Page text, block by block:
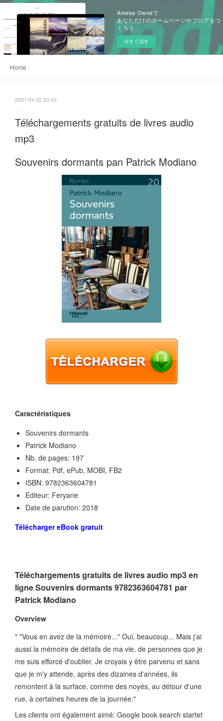
Ameba Owndで
あなただけのホームページやブログをつ
くろう
今すぐ試す
Home
2021.04.02 23:43
Téléchargements gratuits de livres audio
mp3
Souvenirs dormants pan Patrick Modiano
Caractéristiques
Souvenirs dormants
Patrick Modiano
Nb. de pages: 197
Format: Pdf, ePub, MOBI, FB2
ISBN: 9782363604781
Editeur: Feryane
Date de parution: 2018
Télécharger eBook gratuit
Téléchargements gratuits de livres audio mp3 en
ligne Souvenirs dormants 9782363604781 par
Patrick Modiano
Overview
" "Vous en avez de la mémoire..." Oui, beaucoup... Mais j'ai
aussi la mémoire de détails de ma vie, de personnes que je
me suis efforcé d'oublier. Je croyais y être parvenu et sans
que je m'y attende, après des dizaines d'années, ils
remontent à la surface, comme des noyés, au détour d'une
rue, à certaines heures de la journée."
Les clients ont également aimé: Google book search startet